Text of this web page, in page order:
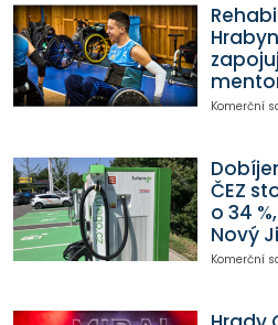
Komerční
ČEZ
o 34
Nový
Komerční